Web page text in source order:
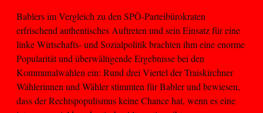
Bablers im Vergleich zu den SPÖ-Parteibürokraten
erfrischend authentisches Auftreten und sein Einsatz für eine
linke Wirtschafts- und Sozialpolitik brachten ihm eine enorme
Popularität und überwältigende Ergebnisse bei den
Kommunalwahlen ein: Rund drei Viertel der Traiskirchner
Wählerinnen und Wähler stimmten für Babler und bewiesen,
dass der Rechtspopulismus keine Chance hat, wenn es eine